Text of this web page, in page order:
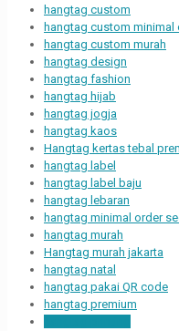
hangtag custom
hangtag custom minimal
hangtag custom murah
hangtag design
hangtag fashion
hangtag hijab
hangtag jogja
hangtag kaos
Hangtag kertas tebal
hangtag label
hangtag label baju
hangtag lebaran
hangtag minimal order
hangtag murah
Hangtag murah jakarta
hangtag natal
hangtag pakai QR code
hangtag premium